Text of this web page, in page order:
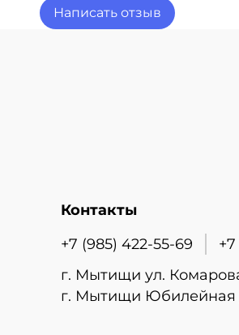
Написать отзыв
Контакты
+7 (985) 422-55-69
г. Мытищи ул.
г. Мытищи Юбилейная